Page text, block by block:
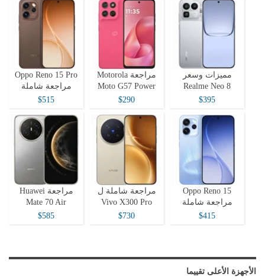
مميزات وسعر
Realme Neo 8
$395
مراجعة Motorola
Moto G57 Power
$290
Oppo Reno 15 Pro
مراجعة شاملة
$515
Oppo Reno 15
مراجعة شاملة
$415
مراجعة شاملة ل
Vivo X300 Pro
$730
مراجعة Huawei
Mate 70 Air
$585
الأجهزة الأعلى تقييما